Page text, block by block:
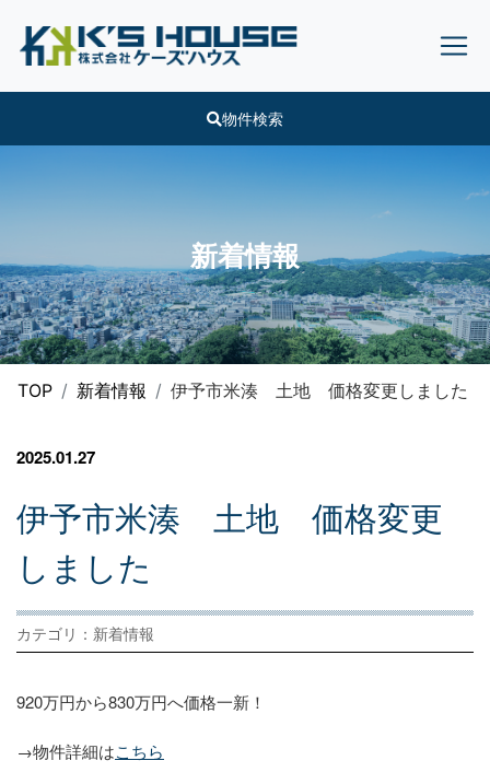
物件検索
新着情報
TOP 新着情報 伊予市米湊 土地 価格変更しました
2025.01.27
伊予市米湊 土地 価格変更
し ま した
カテゴリ：新着情報
920万円から830万円へ価格一新！
→物件詳細はこちら